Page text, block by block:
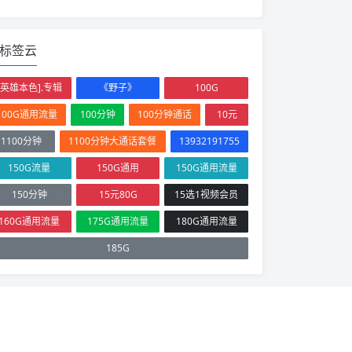
标签云
雄本色].专辑 《野子》
100G
通用流量
100分钟 100分钟通话
10元
1100分钟
1100分钟大通话套餐
13932191755
150G流量
150G通用
150G通用流量
150分钟
15元80G
15选1视频会员
160G通用流量
175G通用流量
180G通用流量
185G